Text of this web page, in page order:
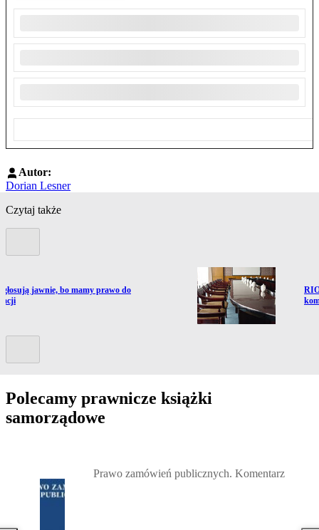
Autor:
Dorian Lesner
Czytaj także
do artykułu:jawnie, bo mamy prawo do
Polecamy prawnicze książki
samorządowe
Prawo zamówień publicznych. Komentarz